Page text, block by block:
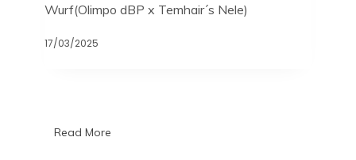
Wurf(Olimpo dBP x Temhair´s Nele)
17/03/2025
Read More